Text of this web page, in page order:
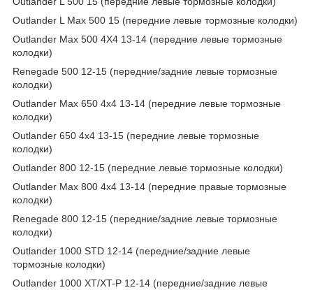
Outlander L Max 500 15 (передние левые тормозные колодки)
Outlander Max 500 4X4 13-14 (передние левые тормозные
колодки)
Renegade 500 12-15 (передние/задние левые тормозные
колодки)
Outlander Max 650 4x4 13-14 (передние левые тормозные
колодки)
Outlander 650 4x4 13-15 (передние левые тормозные
колодки)
Outlander 800 12-15 (передние левые тормозные колодки)
Outlander Max 800 4x4 13-14 (передние правые тормозные
колодки)
Renegade 800 12-15 (передние/задние левые тормозные
колодки)
Outlander 1000 STD 12-14 (передние/задние левые
тормозные колодки)
Outlander 1000 XT/XT-P 12-14 (передние/задние левые